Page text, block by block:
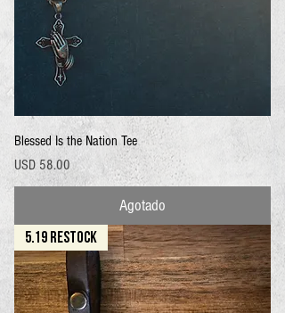
Blessed Is the Nation Tee
Precio
USD 58.00
Agotado
5.19 RESTOCK